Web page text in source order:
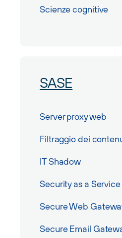
Scienze cognitive
SASE
Server proxy web
Filtraggio dei
IT Shadow
Security as a
Secure Web
Secure Email